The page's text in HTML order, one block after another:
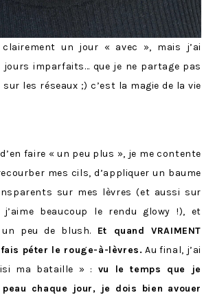
un jour « avec », mais j’ai
jours imparfaits… que je ne partage pas
les réseaux ;) c’est la magie de la vie
faire « un peu plus », je me contente
mes cils, d’appliquer un baume
sur mes lèvres (et aussi sur
j’aime beaucoup le rendu glowy !), et
un peu de blush. Et quand VRAIMENT
péter le rouge-à-lèvres. Au final, j’ai
ma bataille » : vu le temps que je
chaque jour, je dois bien avouer